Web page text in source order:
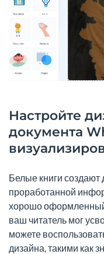
Настройте
документа
Белые книги
проработанной
хорошо
ваш читатель мог
можете
дизайна, такими как